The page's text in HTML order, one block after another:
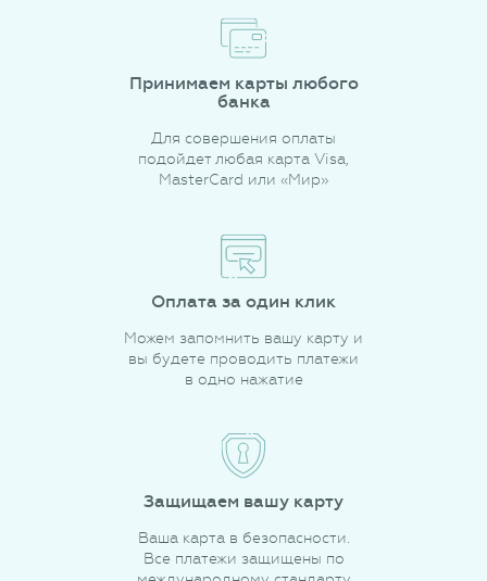
Принимаем карты любого
банка
Для совершения оплаты
подойдет любая карта Visa,
MasterCard или «Мир»
Оплата за один клик
Можем запомнить вашу карту и
вы будете проводить платежи
в одно нажатие
Защищаем вашу карту
Ваша карта в безопасности.
Все платежи защищены по